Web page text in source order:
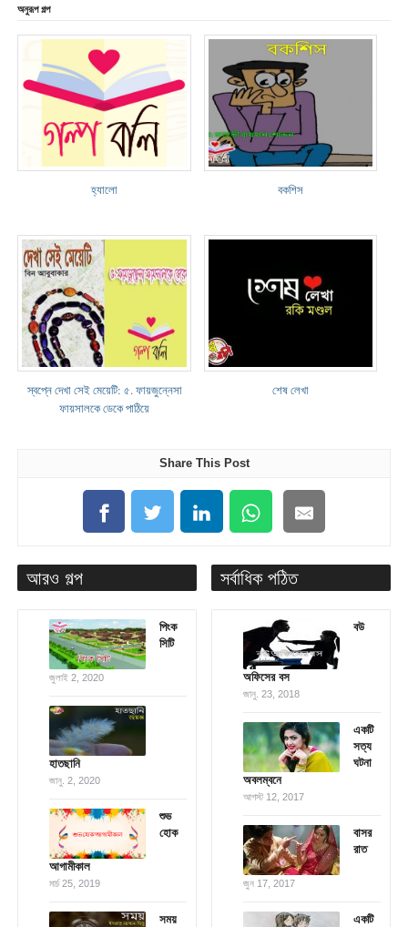
অনুরূপ গল্প
হ্যালো বকশিস
স্বপ্নে দেখা সেই মেয়েটি: ৫. ফায়জুন্নেসা
ফায়সালকে ডেকে পাঠিয়ে
শেষ লেখা
Share This Post
আরও গল্প
পিংক
সিটি
জুলাই 2, 2020
হাতছানি
জানু. 2, 2020
শুভ
হোক
আগামীকাল
মার্চ 25, 2019
সময়
সর্বাধিক পঠিত
বউ
অফিসের বস
জানু. 23, 2018
একটি
সত্য
ঘটনা
অবলম্বনে
আগস্ট 12, 2017
বাসর
রাত
জুন 17, 2017
একটি